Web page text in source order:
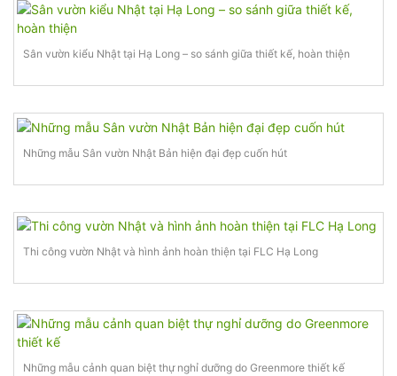
Sân vườn kiểu Nhật tại Hạ Long – so sánh giữa thiết kế, hoàn thiện
Những mẫu Sân vườn Nhật Bản hiện đại đẹp cuốn hút
Thi công vườn Nhật và hình ảnh hoàn thiện tại FLC Hạ Long
Những mẫu cảnh quan biệt thự nghỉ dưỡng do Greenmore thiết kế